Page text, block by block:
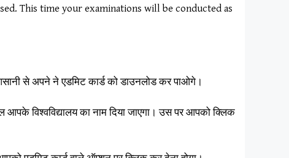
This time your examinations will be conducted as
से अपने ने एडमिट कार्ड को डाउनलोड कर पाओगे।
विश्वविद्यालय का नाम दिया जाएगा। उस पर आपको क्लिक